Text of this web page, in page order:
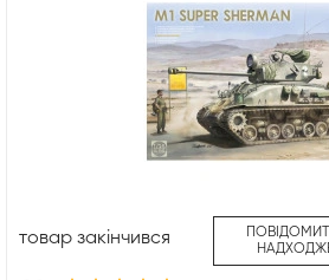
товар закінчився